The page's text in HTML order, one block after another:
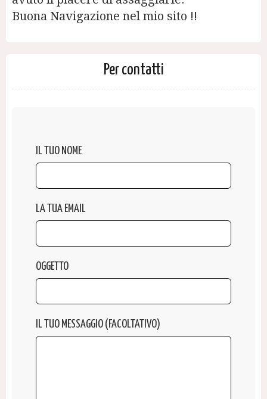
Buona Navigazione nel mio sito !!
Per contatti
IL TUO NOME
LA TUA EMAIL
OGGETTO
IL TUO MESSAGGIO (FACOLTATIVO)